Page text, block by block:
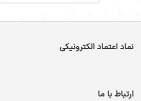
نماد اعتماد الکترونیکی
ارتباط با ما